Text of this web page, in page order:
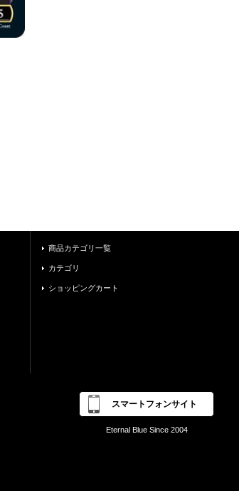
商品カテゴリ一覧
カテゴリ
ショッピングカート
スマートフォンサイト
Eternal Blue Since 2004